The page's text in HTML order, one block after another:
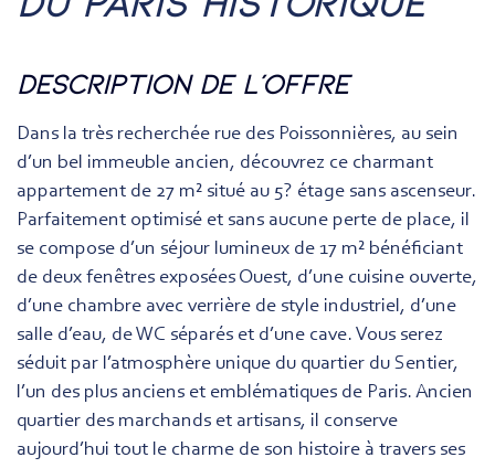
description de l'offre
Dans la très recherchée rue des Poissonnières, au sein
d’un bel immeuble ancien, découvrez ce charmant
appartement de 27 m² situé au 5? étage sans ascenseur.
Parfaitement optimisé et sans aucune perte de place, il
se compose d’un séjour lumineux de 17 m² bénéficiant
de deux fenêtres exposées Ouest, d’une cuisine ouverte,
d’une chambre avec verrière de style industriel, d’une
salle d’eau, de WC séparés et d’une cave. Vous serez
séduit par l’atmosphère unique du quartier du Sentier,
l’un des plus anciens et emblématiques de Paris. Ancien
quartier des marchands et artisans, il conserve
aujourd’hui tout le charme de son histoire à travers ses